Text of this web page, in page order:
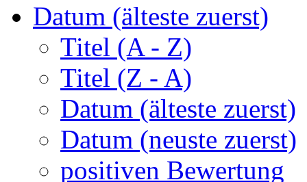
Datum (älteste zuerst)
Titel (A - Z)
Titel (Z - A)
Datum (älteste zuerst)
Datum (neuste zuerst)
positiven Bewertung